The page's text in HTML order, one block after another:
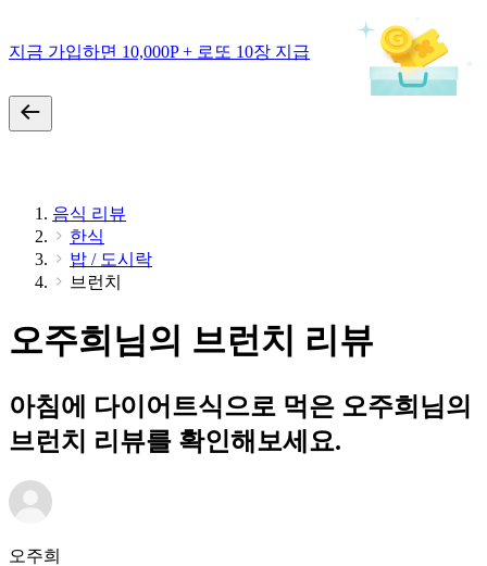
지금 가입하면 10,000P + 로또 10장 지급
음식 리뷰
한식
밥 / 도시락
브런치
오주희님의 브런치 리뷰
아침에 다이어트식으로 먹은 오주희님의
브런치 리뷰를 확인해보세요.
오주희